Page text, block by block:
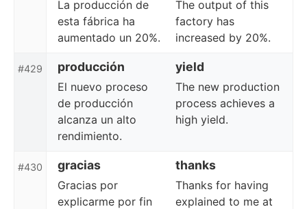
La producción de
esta fábrica ha
aumentado un 20%.
The output of this
factory has
increased by 20%.
#429 producción yield
El nuevo proceso
de producción
alcanza un alto
rendimiento.
The new production
process achieves a
high yield.
#430 gracias thanks
Gracias por
explicarme por fin
Thanks for having
explained to me at